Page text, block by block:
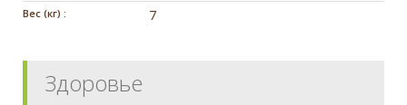
Вес (кг) : 7
Здоровье